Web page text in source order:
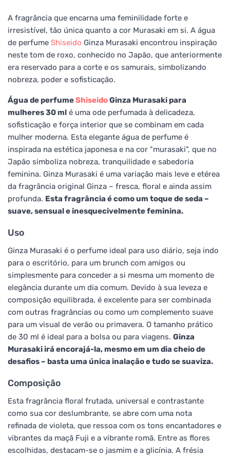
A fragrância que encarna uma feminilidade forte e
irresistível, tão única quanto a cor Murasaki em si. A água
de perfume Shiseido Ginza Murasaki encontrou inspiração
neste tom de roxo, conhecido no Japão, que anteriormente
era reservado para a corte e os samurais, simbolizando
nobreza, poder e sofisticação.
Água de perfumeShiseidoGinza Murasaki para
mulheres 30 ml é uma ode perfumada à delicadeza,
sofisticação e força interior que se combinam em cada
mulher moderna. Esta elegante água de perfume é
inspirada na estética japonesa e na cor "murasaki", que no
Japão simboliza nobreza, tranquilidade e sabedoria
feminina. Ginza Murasaki é uma variação mais leve e etérea
da fragrância original Ginza – fresca, floral e ainda assim
profunda. Esta fragrância é como um toque de seda –
suave, sensual e inesquecivelmente feminina.
Uso
Ginza Murasaki é o perfume ideal para uso diário, seja indo
para o escritório, para um brunch com amigos ou
simplesmente para conceder a si mesma um momento de
elegância durante um dia comum. Devido à sua leveza e
composição equilibrada, é excelente para ser combinada
com outras fragrâncias ou como um complemento suave
para um visual de verão ou primavera. O tamanho prático
de 30 ml é ideal para a bolsa ou para viagens. Ginza
Murasaki irá encorajá-la, mesmo em um dia cheio de
desafios – basta uma única inalação e tudo se suaviza.
Composição
Esta fragrância floral frutada, universal e contrastante
como sua cor deslumbrante, se abre com uma nota
refinada de violeta, que ressoa com os tons encantadores e
vibrantes da maçã Fuji e a vibrante romã. Entre as flores
escolhidas, destacam-se o jasmim e a glicínia. A frésia